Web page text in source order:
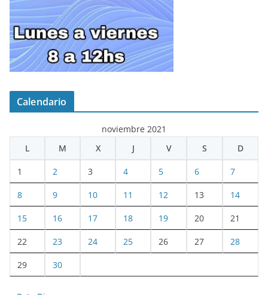
Calendario
noviembre 2021
L
M X J V S D
1 2 3 4 5 6 7
8 9 10 11 12 13 14
15 16 17 18 19 20 21
22 23 24 25 26 27 28
29 30